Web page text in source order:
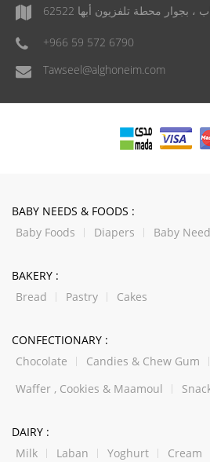
محطة تلفزيون أبها 62522
+966 59 572 6790
Tawseel@alghoneim.com
BABY NEEDS & FOODS :
Baby Foods
Diapers Baby
BAKERY :
Bread
Pastry Cakes
CONFECTIONARY :
Chocolate
Candies & Chew Gum
Waffer , Cookies & Maamoul
DAIRY :
Milk
Laban Yoghurt Cream